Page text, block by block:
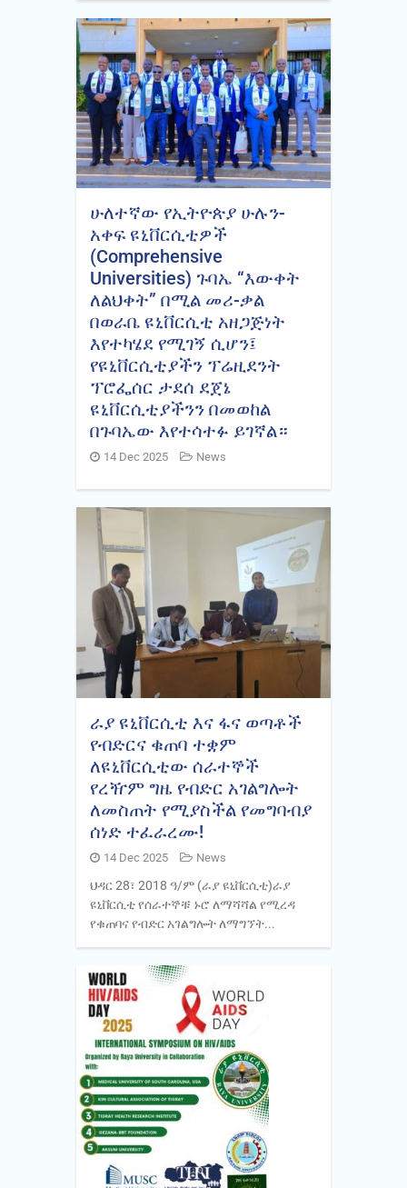
ሁለተኛው የኢትዮጵያ ሁሉን-
አቀፍ ዩኒቨርሲቲዎች
(Comprehensive
Universities) ጉባኤ “እውቀት
ለልህቀት” በሚል መሪ-ቃል
በወራቤ ዩኒቨርሲቲ አዘጋጅነት
እየተካሄደ የሚገኝ ሲሆን፤
የዩኒቨርሲቲያችን ፕሬዚደንት
ፕሮፌሰር ታደሰ ደጀኔ
ዩኒቨርሲቲያችንን በመወከል
በጉባኤው እየተሳተፉ ይገኛል።
14 Dec 2025 News
ራያ ዩኒቨርሲቲ እና ፋና ወጣቶች
የብድርና ቁጠባ ተቋም
ለዩኒቨርሲቲው ሰራተኞች
የረዥም ግዜ የብድር አገልግሎት
ለመስጠት የሚያስችል የመግባብያ
ሰነድ ተፈራረሙ!
14 Dec 2025 News
ህዳር 28፣ 2018 ዓ/ም (ራያ ዩኒቨርሲቲ)ራያ
ዩኒቨርሲቲ የሰራተኞቹ ኑሮ ለማሻሻል የሚረዳ
የቁጠባና የብድር አገልግሎት ለማግኘት...